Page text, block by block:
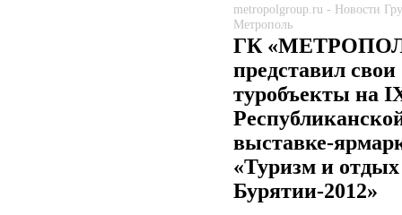
metropolgroup.ru - Новости
Метрополь
ГК
представил свои
туробъекты на
выставке-
«Туризм и
Бурятии-2012»